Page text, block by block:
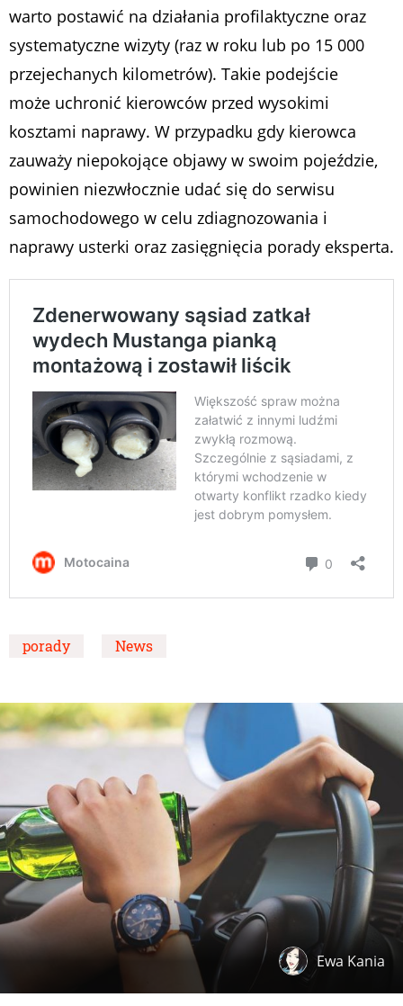
warto postawić na działania profilaktyczne oraz
systematyczne wizyty (raz w roku lub po 15 000
przejechanych kilometrów). Takie podejście
może uchronić kierowców przed wysokimi
kosztami naprawy. W przypadku gdy kierowca
zauważy niepokojące objawy w swoim pojeździe,
powinien niezwłocznie udać się do serwisu
samochodowego w celu zdiagnozowania i
naprawy usterki oraz zasięgnięcia porady eksperta.
porady News
Ewa Kania